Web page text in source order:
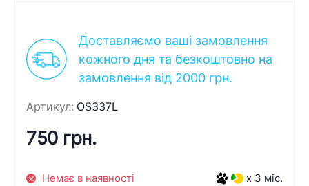
Доставляємо ваші замовлення
кожного дня та безкоштовно на
замовлення від 2000 грн.
Артикул: OS337L
750 грн.
Немає в наявності x 3 міс.